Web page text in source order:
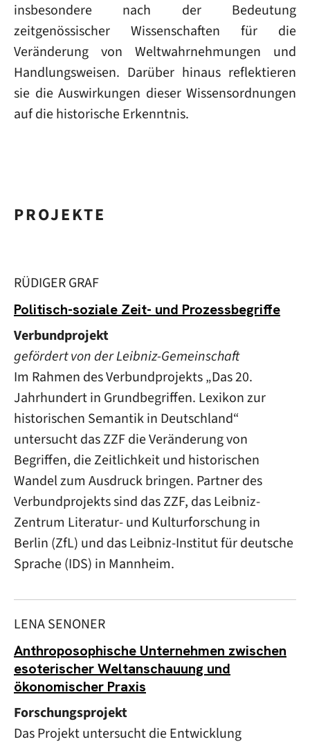
insbesondere nach der Bedeutung
zeitgenössischer Wissenschaften für die
Veränderung von Weltwahrnehmungen und
Handlungsweisen. Darüber hinaus reflektieren
sie die Auswirkungen dieser Wissensordnungen
auf die historische Erkenntnis.
PROJEKTE
RÜDIGER GRAF
Politisch-soziale Zeit- und Prozessbegriffe
Verbundprojekt
gefördert von der Leibniz-Gemeinschaft
Im Rahmen des Verbundprojekts „Das 20.
Jahrhundert in Grundbegriffen. Lexikon zur
historischen Semantik in Deutschland“
untersucht das ZZF die Veränderung von
Begriffen, die Zeitlichkeit und historischen
Wandel zum Ausdruck bringen. Partner des
Verbundprojekts sind das ZZF, das Leibniz-
Zentrum Literatur- und Kulturforschung in
Berlin (ZfL) und das Leibniz-Institut für deutsche
Sprache (IDS) in Mannheim.
LENA SENONER
Anthroposophische Unternehmen zwischen
esoterischer Weltanschauung und
ökonomischer Praxis
Forschungsprojekt
Das Projekt untersucht die Entwicklung